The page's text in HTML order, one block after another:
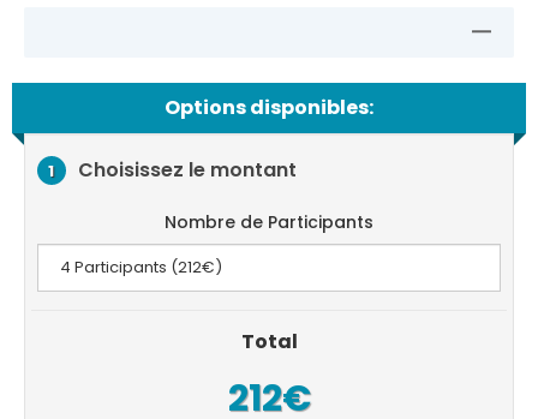
Options disponibles:
1 Choisissez le montant
Nombre de Participants
Total
212€